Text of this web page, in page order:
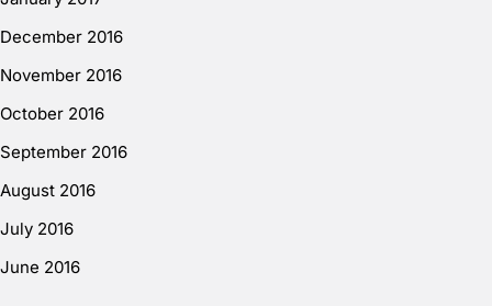
December 2016
November 2016
October 2016
September 2016
August 2016
July 2016
June 2016